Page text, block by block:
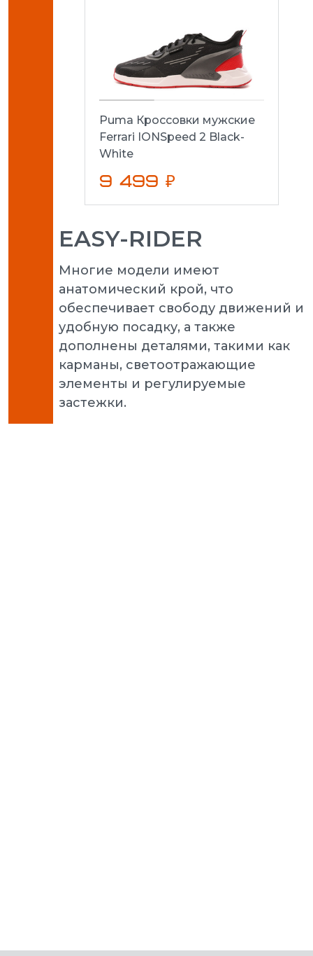
Puma Кроссовки мужские
Ferrari IONSpeed 2 Black-
White
9 499 ₽
EASY-RIDER
Многие модели имеют
анатомический крой, что
обеспечивает свободу движений и
удобную посадку, а также
дополнены деталями, такими как
карманы, светоотражающие
элементы и регулируемые
застежки.